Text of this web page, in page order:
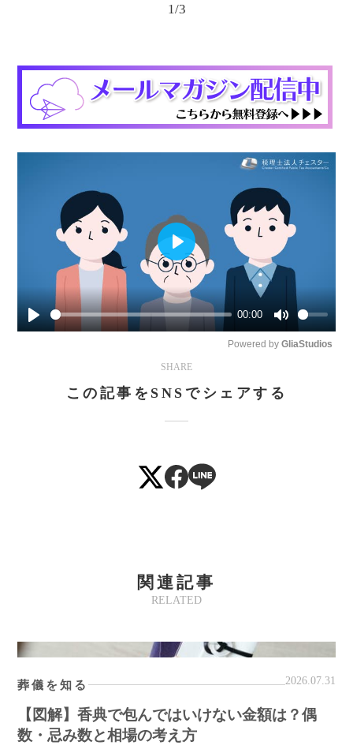
1/3
Play
00:00
Mute
Play
Powered by GliaStudios
SHARE
この記事をSNSでシェアする
RELATED
関連記事
葬儀を知る 2026.07.31
【図解】香典で包んではいけない金額は？偶
数・忌み数と相場の考え方